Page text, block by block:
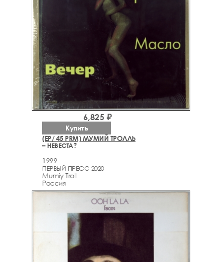
(EP/ 45 PRM) МУМИЙ ТРОЛЛЬ
– НЕВЕСТА?
1999
ПЕРВЫЙ ПРЕСС 2020
Mumiy Troll
Россия
6,825 ₽
Купить